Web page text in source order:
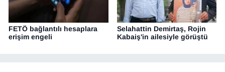
FETÖ bağlantılı hesaplara
erişim engeli
Selahattin Demirtaş, Rojin
Kabaiş'in ailesiyle görüştü